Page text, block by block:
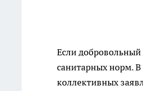
Если
санитарных норм. В
коллективных